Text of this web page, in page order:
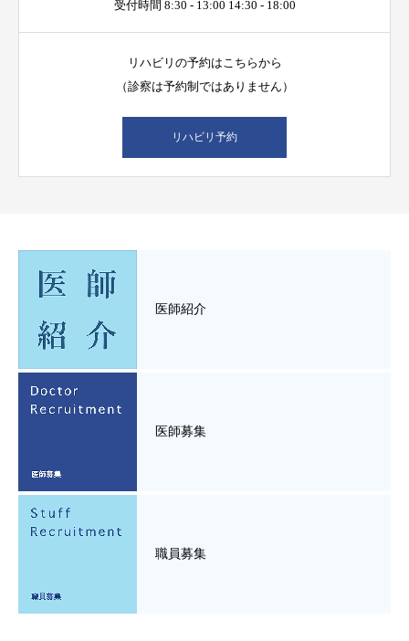
受付時間 8:30 - 13:00 14:30 - 18:00
リハビリの予約はこちらから
（診察は予約制ではありません）
リハビリ予約
医師紹介
医師募集
職員募集